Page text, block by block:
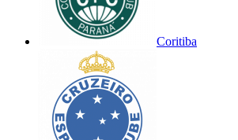
Coritiba